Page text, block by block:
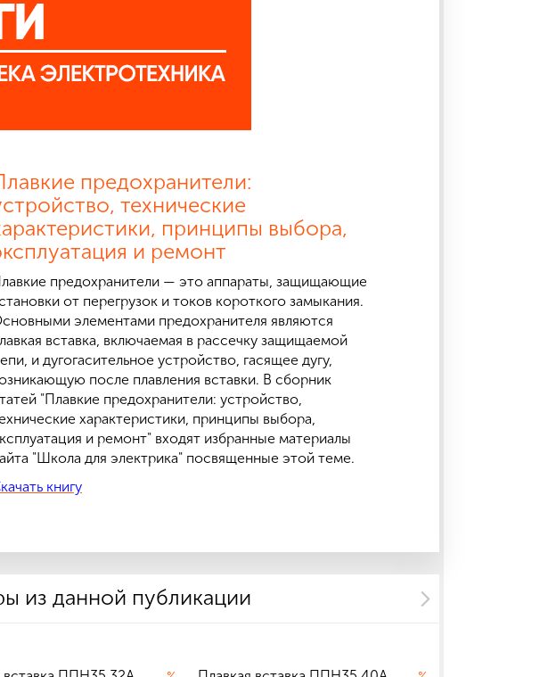
предохранители:
технические
принципы выбора,
и ремонт
предохранители — это аппараты, защищающие
от перегрузок и токов короткого замыкания.
элементами предохранителя являются
вставка, включаемая в рассечку защищаемой
и дугогасительное устройство, гасящее дугу,
после плавления вставки. В сборник
"Плавкие предохранители: устройство,
характеристики, принципы выбора,
и ремонт" входят избранные материалы
"Школа для электрика" посвященные этой теме.
книгу
из данной публикации